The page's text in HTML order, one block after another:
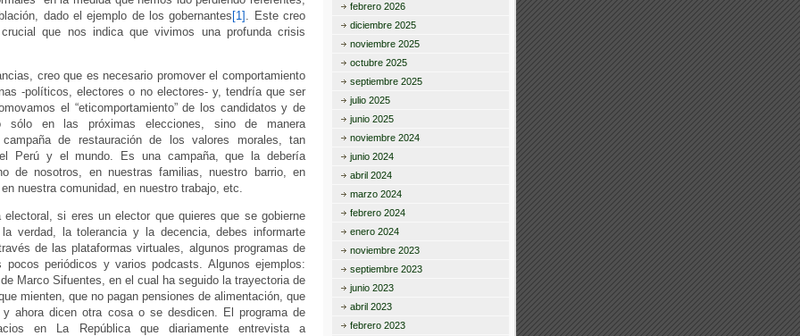
dado el ejemplo de los gobernantes [1] . Este creo
que nos indica que vivimos una profunda crisis
creo que es necesario promover el comportamiento
-políticos, electores o no electores- y, tendría que ser
el “eticomportamiento” de los candidatos y de
sólo en las próximas elecciones, sino de manera
campaña de restauración de los valores morales, tan
Perú y el mundo. Es una campaña, que la debería
de nosotros, en nuestras familias, nuestro barrio, en
nuestra comunidad, en nuestro trabajo, etc.
electoral, si eres un elector que quieres que se gobierne
verdad, la tolerancia y la decencia, debes informarte
de las plataformas virtuales, algunos programas de
pocos periódicos y varios podcasts. Algunos ejemplos:
de Marco Sifuentes, en el cual ha seguido la trayectoria de
mienten, que no pagan pensiones de alimentación, que
y ahora dicen otra cosa o se desdicen. El programa de
en La República que diariamente entrevista a
febrero 2026
diciembre 2025
noviembre 2025
octubre 2025
septiembre 2025
julio 2025
junio 2025
noviembre 2024
junio 2024
abril 2024
marzo 2024
febrero 2024
enero 2024
noviembre 2023
septiembre 2023
junio 2023
abril 2023
febrero 2023